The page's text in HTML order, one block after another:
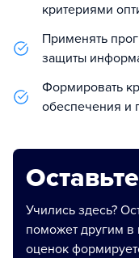
критериями
Применять
защиты
Формировать
обеспечения и
Учились здесь?
поможет другим
оценок